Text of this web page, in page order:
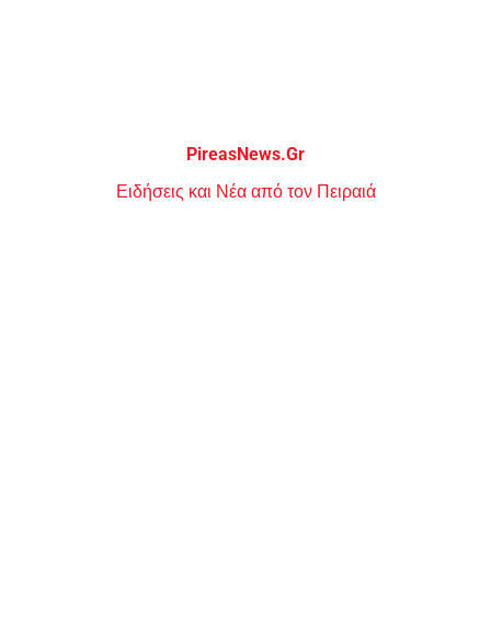
PireasNews.Gr
Ειδήσεις και Νέα από τον Πειραιά